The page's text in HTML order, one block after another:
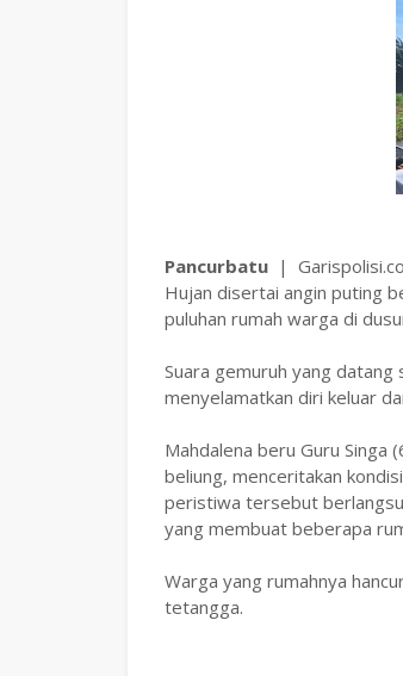
Pancurbatu |
Hujan disertai angin puting
puluhan rumah warga di
Suara gemuruh yang
menyelamatkan diri keluar
Mahdalena beru Guru Singa
beliung, menceritakan
peristiwa tersebut
yang membuat beberapa
Warga yang rumahnya
tetangga.